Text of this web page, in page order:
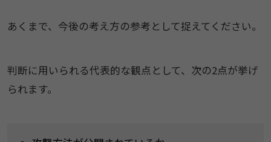
あくまで、今後の考え方の参考として捉えてください。
判断に用いられる代表的な観点として、次の2点が挙げ
られます。